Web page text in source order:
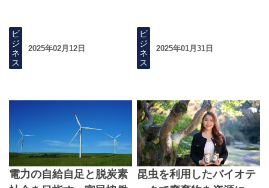
ビ
ジ
ネ
ス
2025年02月12日
ビ
ジ
ネ
ス
2025年01月31日
電力の自給自足と脱炭素
昆虫を利用したバイオテ